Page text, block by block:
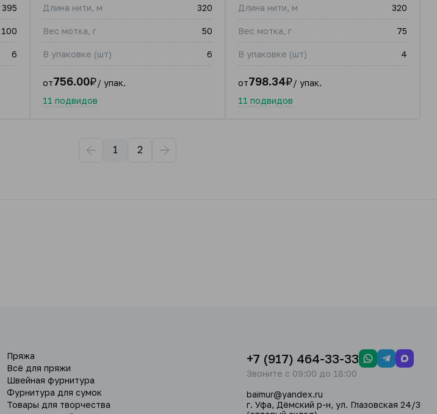
395
100
6
Длина нити, м 320
Вес мотка, г 50
В упаковке (шт) 6
от756.00₽/ упак.
11 подвидов
Длина нити, м 320
Вес мотка, г 75
В упаковке (шт) 4
от798.34₽/ упак.
11 подвидов
1 2
Пряжа
Всё для пряжи
Швейная фурнитура
Фурнитура для сумок
Товары для творчества
+7 (917) 464-33-33
Звоните с 09:00 до 18:00
baimur@yandex.ru
г. Уфа, Дёмский р-н, ул. Глазовская 24/3